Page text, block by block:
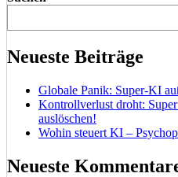
Neueste Beiträge
Globale Panik: Super-KI
Kontrollverlust droht:
auslöschen!
Wohin steuert KI –
Neueste